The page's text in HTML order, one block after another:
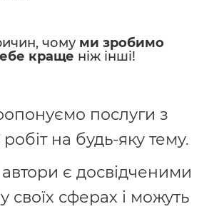
чому ми зробимо
краще ніж інші!
послуги з
на будь-яку тему.
є досвідченими
своїх сферах і можуть